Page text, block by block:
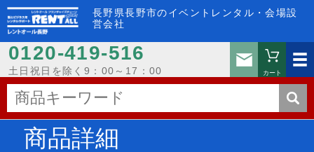
長野県長野市のイベントレンタル・会場設
営会社
0120-419-516
土日祝日を除く9：00～17：00
お問い
カート
商品詳細